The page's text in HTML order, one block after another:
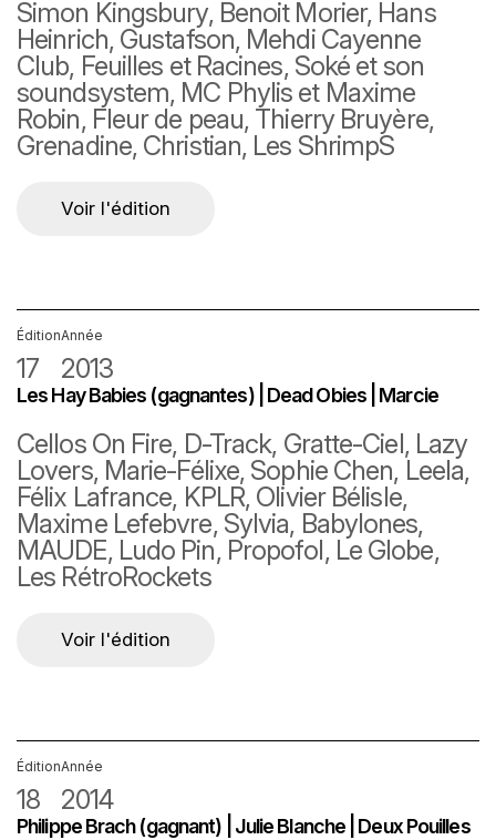
Simon Kingsbury, Benoit Morier, Hans
Heinrich, Gustafson, Mehdi Cayenne
Club, Feuilles et Racines, Soké et son
soundsystem, MC Phylis et Maxime
Robin, Fleur de peau, Thierry Bruyère,
Grenadine, Christian, Les ShrimpS
Voir l'édition
Édition
17
Année
2013
Les Hay Babies (gagnantes) | Dead Obies | Marcie
Cellos On Fire, D-Track, Gratte-Ciel, Lazy
Lovers, Marie-Félixe, Sophie Chen, Leela,
Félix Lafrance, KPLR, Olivier Bélisle,
Maxime Lefebvre, Sylvia, Babylones,
MAUDE, Ludo Pin, Propofol, Le Globe,
Les RétroRockets
Voir l'édition
Édition
18
Année
2014
Philippe Brach (gagnant) | Julie Blanche | Deux Pouilles